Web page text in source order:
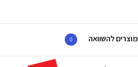
מוצרים להשוואה 0